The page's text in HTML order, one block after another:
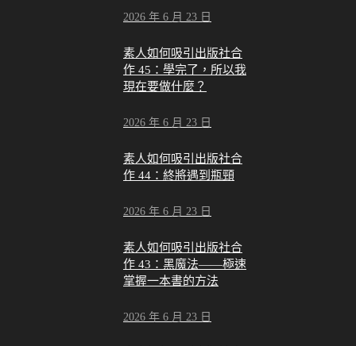
2026 年 6 月 23 日
素人如何吸引出版社合
作 45：學完了，所以我
現在要做什麼？
2026 年 6 月 23 日
素人如何吸引出版社合
作 44：終將遇到瓶頸
2026 年 6 月 23 日
素人如何吸引出版社合
作 43：黑魔法——極速
掌握一本書的方法
2026 年 6 月 23 日